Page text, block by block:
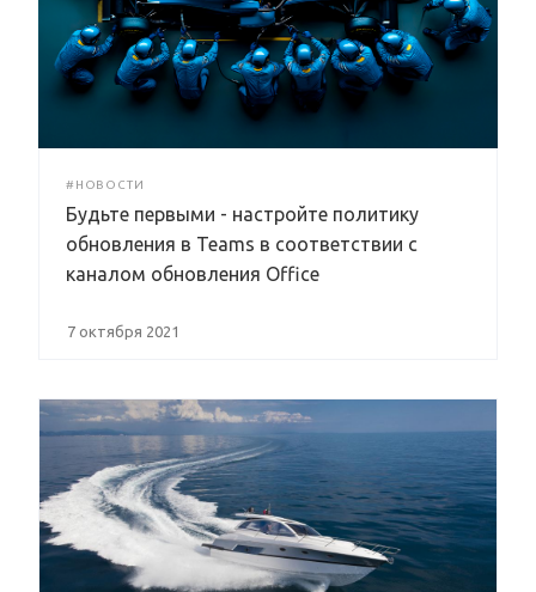
#НОВОСТИ
Будьте первыми - настройте политику
обновления в Teams в соответствии с
каналом обновления Office
7 октября 2021